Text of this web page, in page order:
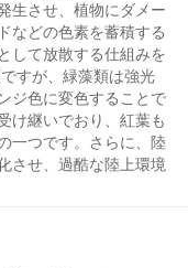
生させ、植物にダメー
などの色素を蓄積する
して放散する仕組みを
すが、緑藻類は強光
ジ色に変色することで
け継いでおり、紅葉も
一つです。さらに、陸
させ、過酷な陸上環境